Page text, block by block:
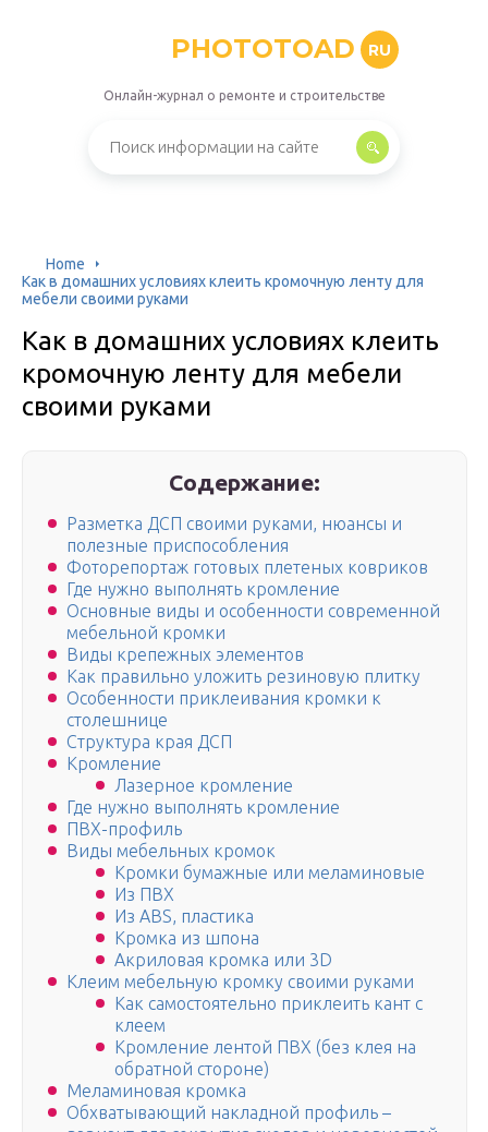
PHOTOTOAD RU
Онлайн-журнал о ремонте и строительстве
Home
Как в домашних условиях клеить кромочную ленту для
мебели своими руками
Как в домашних условиях клеить
кромочную ленту для мебели
своими руками
Содержание:
Разметка ДСП своими руками, нюансы и
полезные приспособления
Фоторепортаж готовых плетеных ковриков
Где нужно выполнять кромление
Основные виды и особенности современной
мебельной кромки
Виды крепежных элементов
Как правильно уложить резиновую плитку
Особенности приклеивания кромки к
столешнице
Структура края ДСП
Кромление
Лазерное кромление
Где нужно выполнять кромление
ПВХ-профиль
Виды мебельных кромок
Кромки бумажные или меламиновые
Из ПВХ
Из ABS, пластика
Кромка из шпона
Акриловая кромка или 3D
Клеим мебельную кромку своими руками
Как самостоятельно приклеить кант с
клеем
Кромление лентой ПВХ (без клея на
обратной стороне)
Меламиновая кромка
Обхватывающий накладной профиль –